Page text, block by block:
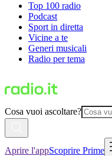
Top 100 radio
Podcast
Sport in diretta
Vicine a te
Generi musicali
Radio per tema
Cosa vuoi ascoltare?
Aprire l'appScoprire Prime